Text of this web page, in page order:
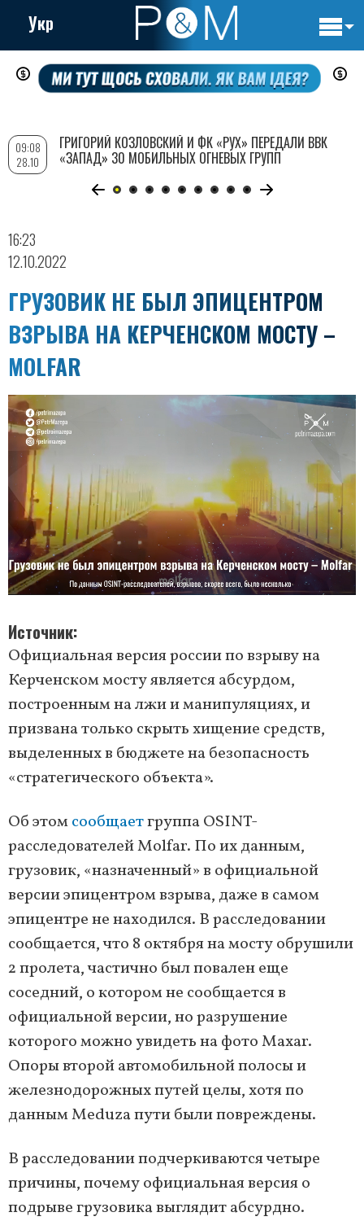
Перейти
содержанию
Укр
16:23
12.10.2022
ГРУЗОВИК НЕ БЫЛ ЭПИЦЕНТРОМ
ВЗРЫВА НА КЕРЧЕНСКОМ МОСТУ –
MOLFAR
Источник
Официальная версия россии по взрыву на
Керченском мосту является абсурдом,
построенным на лжи и манипуляциях, и
призвана только скрыть хищение средств,
выделенных в бюджете на безопасность
«стратегического объекта».
Об этомсообщаетгруппа OSINT-
расследователей Molfar. По их данным,
грузовик, «назначенный» в официальной
версии эпицентром взрыва, даже в самом
эпицентре не находился. В расследовании
сообщается, что 8 октября на мосту обрушили
2 пролета, частично был повален еще
соседний, о котором не сообщается в
официальной версии, но разрушение
которого можно увидеть на фото Maxar.
Опоры второй автомобильной полосы и
железнодорожных путей целы, хотя по
данным Meduza пути были повреждены.
В расследовании подчеркиваются четыре
причины, почему официальная версия о
подрыве грузовика выглядит абсурдно.
09:08
28.10
ГРИГОРИЙ КОЗЛОВСКИЙ И ФК «РУХ» ПЕРЕДАЛИ ВВК
«ЗАПАД» 30 МОБИЛЬНЫХ ОГНЕВЫХ ГРУПП